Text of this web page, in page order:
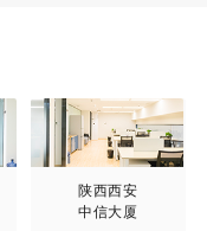
陕西西安
中信大厦